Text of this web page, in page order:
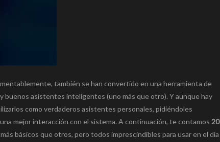
también se han convertido en una herramienta de
asistentes inteligentes (uno más que otro). Y aunque hay
como verdaderos asistentes personales, pidiéndoles
mejor interacción con el sistema. A continuación, te contamos 20
básicos que otros, pero todos imprescindibles para usar en el dí­a